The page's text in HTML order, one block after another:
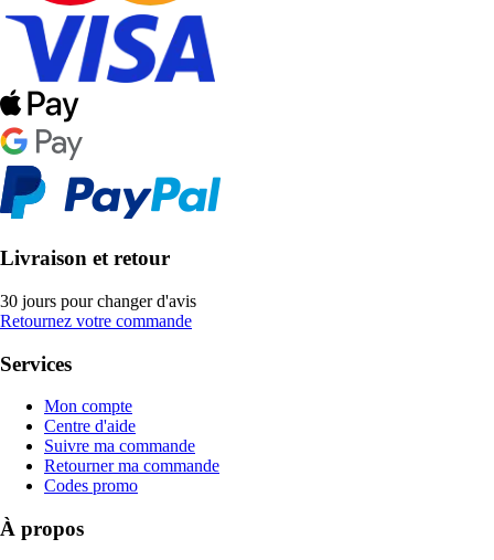
Livraison et retour
30 jours pour changer d'avis
Retournez votre commande
Services
Mon compte
Centre d'aide
Suivre ma commande
Retourner ma commande
Codes promo
À propos